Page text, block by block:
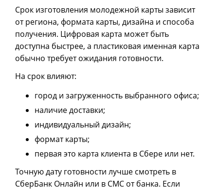
Срок изготовления молодежной карты зависит
от региона, формата карты, дизайна и способа
получения. Цифровая карта может быть
доступна быстрее, а пластиковая именная карта
обычно требует ожидания готовности.
На срок влияют:
город и загруженность выбранного офиса;
наличие доставки;
индивидуальный дизайн;
формат карты;
первая это карта клиента в Сбере или нет.
Точную дату готовности лучше смотреть в
СберБанк Онлайн или в СМС от банка. Если